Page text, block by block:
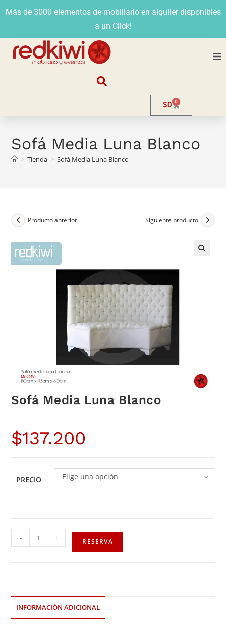
Más de 3000 elementos de mobiliario en alquiler disponibles
a un Click!
Venta
Contacto
$0 0
Sofá Media Luna Blanco
> Tienda > Sofá Media Luna Blanco
Producto anterior Siguiente producto
Sofá Media Luna Blanco
$137.200
PRECIO Elige una opción
- + RESERVA
INFORMACIÓN ADICIONAL